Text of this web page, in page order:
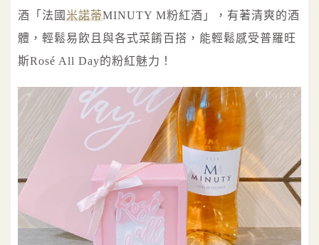
酒「法國 米諾蒂MINUTY M粉紅酒」，有著清爽的酒
體，輕鬆易飲且與各式菜餚百搭，能輕鬆感受普羅旺
斯Rosé All Day的粉紅魅力！